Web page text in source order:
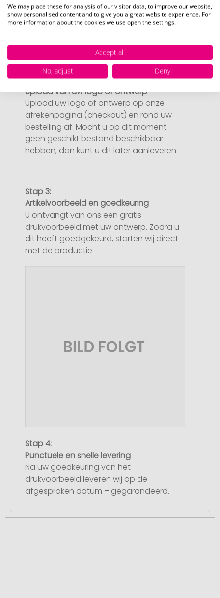
Stap 2:
Upload van uw logo of ontwerp
Upload uw logo of ontwerp op onze
afrekenpagina (checkout) en rond uw
bestelling af. Mocht u op dit moment
geen geschikt bestand beschikbaar
hebben, dan kunt u dit later aanleveren.
Stap 3:
Artikelvoorbeeld en goedkeuring
U ontvangt van ons een gratis
drukvoorbeeld met uw ontwerp. Zodra u
dit heeft goedgekeurd, starten wij direct
met de productie.
Stap 4:
Punctuele en snelle levering
Na uw goedkeuring van het
drukvoorbeeld leveren wij op de
afgesproken datum – gegarandeerd.
We may place these for analysis of our visitor data, to improve our website,
show personalised content and to give you a great website experience. For
more information about the cookies we use open the settings.
Accept all
No, adjust
Deny